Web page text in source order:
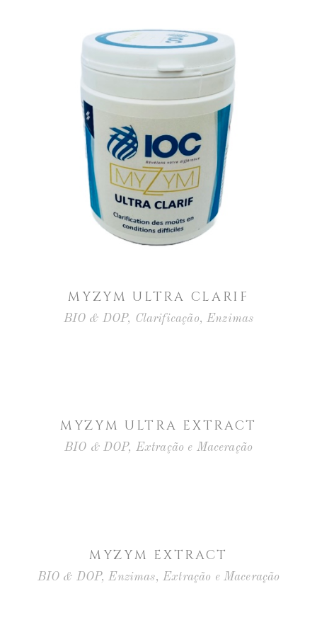
MYZYM ULTRA CLARIF
BIO & DOP, Clarificação,Enzimas
MYZYM ULTRA EXTRACT
BIO & DOP, Extração e Maceração
MYZYM EXTRACT
BIO & DOP,Enzimas, Extração e Maceração